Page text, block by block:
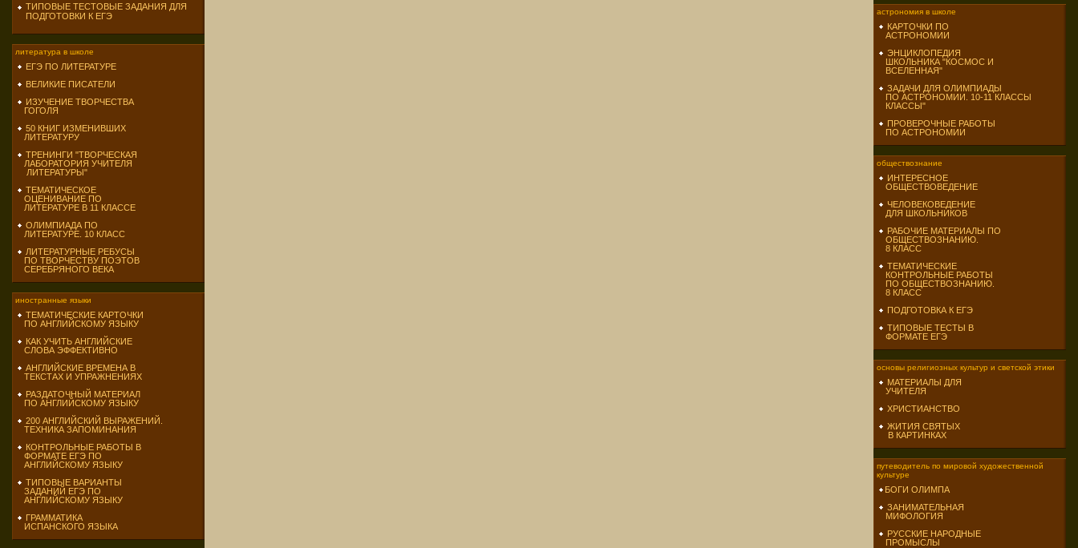
ТИПОВЫЕ ТЕСТОВЫЕ ЗАДАНИЯ ДЛЯ
ПОДГОТОВКИ К ЕГЭ
литература в школе
ЕГЭ ПО ЛИТЕРАТУРЕ
ВЕЛИКИЕ ПИСАТЕЛИ
ИЗУЧЕНИЕ ТВОРЧЕСТВА
ГОГОЛЯ
50 КНИГ ИЗМЕНИВШИХ
ЛИТЕРАТУРУ
ТРЕНИНГИ "ТВОРЧЕСКАЯ
ЛАБОРАТОРИЯ УЧИТЕЛЯ
ЛИТЕРАТУРЫ"
ТЕМАТИЧЕСКОЕ
ОЦЕНИВАНИЕ ПО
ЛИТЕРАТУРЕ В 11 КЛАССЕ
ОЛИМПИАДА ПО
ЛИТЕРАТУРЕ. 10 КЛАСС
ЛИТЕРАТУРНЫЕ РЕБУСЫ
ПО ТВОРЧЕСТВУ ПОЭТОВ
СЕРЕБРЯНОГО ВЕКА
иностранные языки
ТЕМАТИЧЕСКИЕ КАРТОЧКИ
ПО АНГЛИЙСКОМУ ЯЗЫКУ
КАК УЧИТЬ АНГЛИЙСКИЕ
СЛОВА ЭФФЕКТИВНО
АНГЛИЙСКИЕ ВРЕМЕНА В
ТЕКСТАХ И УПРАЖНЕНИЯХ
РАЗДАТОЧНЫЙ МАТЕРИАЛ
ПО АНГЛИЙСКОМУ ЯЗЫКУ
200 АНГЛИЙСКИЙ ВЫРАЖЕНИЙ.
ТЕХНИКА ЗАПОМИНАНИЯ
КОНТРОЛЬНЫЕ РАБОТЫ В
ФОРМАТЕ ЕГЭ ПО
АНГЛИЙСКОМУ ЯЗЫКУ
ТИПОВЫЕ ВАРИАНТЫ
ЗАДАНИЙ ЕГЭ ПО
АНГЛИЙСКОМУ ЯЗЫКУ
ГРАММАТИКА
ИСПАНСКОГО ЯЗЫКА
астрономия в школе
КАРТОЧКИ ПО
АСТРОНОМИИ
ЭНЦИКЛОПЕДИЯ
ШКОЛЬНИКА "КОСМОС И
ВСЕЛЕННАЯ"
ЗАДАЧИ ДЛЯ ОЛИМПИАДЫ
ПО АСТРОНОМИИ. 10-11 КЛАССЫ
КЛАССЫ"
ПРОВЕРОЧНЫЕ РАБОТЫ
ПО АСТРОНОМИИ
обществознание
ИНТЕРЕСНОЕ
ОБЩЕСТВОВЕДЕНИЕ
ЧЕЛОВЕКОВЕДЕНИЕ
ДЛЯ ШКОЛЬНИКОВ
РАБОЧИЕ МАТЕРИАЛЫ ПО
ОБЩЕСТВОЗНАНИЮ.
8 КЛАСС
ТЕМАТИЧЕСКИЕ
КОНТРОЛЬНЫЕ РАБОТЫ
ПО ОБЩЕСТВОЗНАНИЮ.
8 КЛАСС
ПОДГОТОВКА К ЕГЭ
ТИПОВЫЕ ТЕСТЫ В
ФОРМАТЕ ЕГЭ
основы религиозных культур и светской этики
МАТЕРИАЛЫ ДЛЯ
УЧИТЕЛЯ
ХРИСТИАНСТВО
ЖИТИЯ СВЯТЫХ
В КАРТИНКАХ
путеводитель по мировой художественной
культуре
БОГИ ОЛИМПА
ЗАНИМАТЕЛЬНАЯ
МИФОЛОГИЯ
РУССКИЕ НАРОДНЫЕ
ПРОМЫСЛЫ